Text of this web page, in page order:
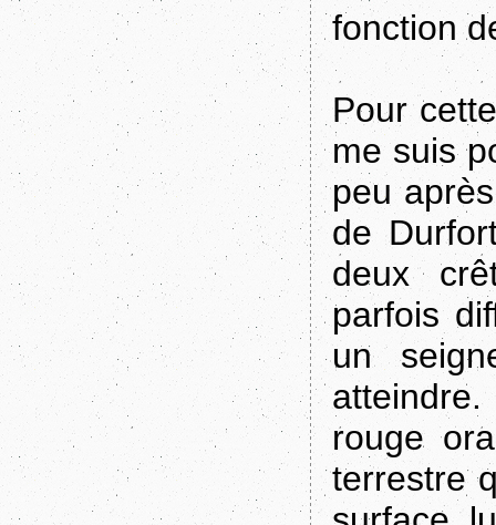
fonction
Pour
me suis
peu
de
deux
parfois
un
rouge
terrestre